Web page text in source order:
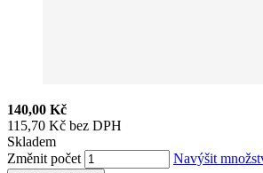
140,00 Kč
115,70 Kč bez DPH
Skladem
Změnit počet
Navýšit